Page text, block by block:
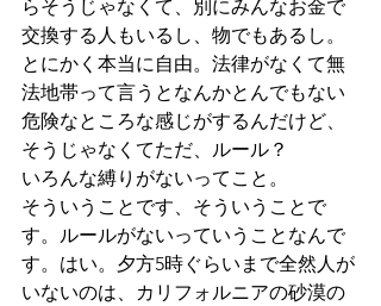
らそうじゃなくて、別にみんなお金で
交換する人もいるし、物でもあるし。
とにかく本当に自由。法律がなくて無
法地帯って言うとなんかとんでもない
危険なところな感じがするんだけど、
そうじゃなくてただ、ルール？
いろんな縛りがないってこと。
そういうことです、そういうことで
す。ルールがないっていうことなんで
す。はい。夕方5時ぐらいまで全然人が
いないのは、カリフォルニアの砂漠の